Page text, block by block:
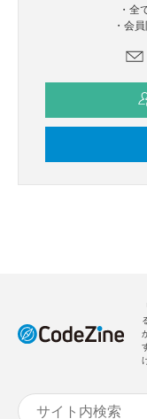
・全
・会